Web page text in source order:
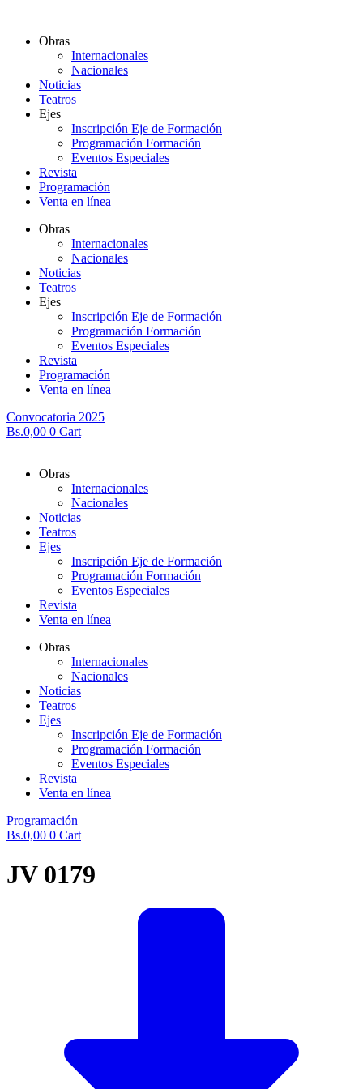
contenidoObras
Internacionales
Nacionales
Noticias
Teatros
Ejes
Inscripción Eje de Formación
Programación Formación
Eventos Especiales
Revista
Programación
Venta en línea
Obras
Internacionales
Nacionales
Noticias
Teatros
Ejes
Inscripción Eje de Formación
Programación Formación
Eventos Especiales
Revista
Programación
Venta en línea
Convocatoria 2025
Bs.0,00 0 Cart
Obras
Internacionales
Nacionales
Noticias
Teatros
Ejes
Inscripción Eje de Formación
Programación Formación
Eventos Especiales
Revista
Venta en línea
Obras
Internacionales
Nacionales
Noticias
Teatros
Ejes
Inscripción Eje de Formación
Programación Formación
Eventos Especiales
Revista
Venta en línea
Programación
Bs.0,00 0 Cart
JV 0179